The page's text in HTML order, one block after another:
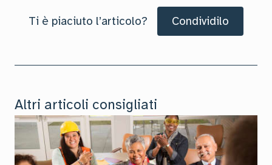
Ti è piaciuto l’articolo? Condividilo
Altri articoli consigliati